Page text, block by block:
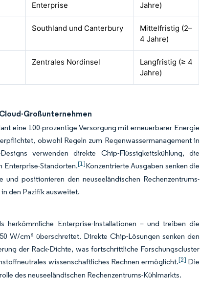
Enterprise
Jahre)
Southland und Canterbury
Mittelfristig (2–
4 Jahre)
Zentrales Nordinsel
Langfristig (≥ 4
Jahre)
Großunternehmen
eine 100-prozentige Versorgung mit erneuerbarer Energie
obwohl Regeln zum Regenwassermanagement in
verwenden direkte Chip-Flüssigkeitskühlung, die
Enterprise-Standorten.[1]Konzentrierte Ausgaben senken die
positionieren den neuseeländischen Rechenzentrums-
den Pazifik ausweitet.
Enterprise-Installationen – und treiben die
W/cm² überschreitet. Direkte Chip-Lösungen senken den
der Rack-Dichte, was fortschrittliche Forschungscluster
wissenschaftliches Rechnen ermöglicht.[2] Die
des neuseeländischen Rechenzentrums-Kühlmarkts.